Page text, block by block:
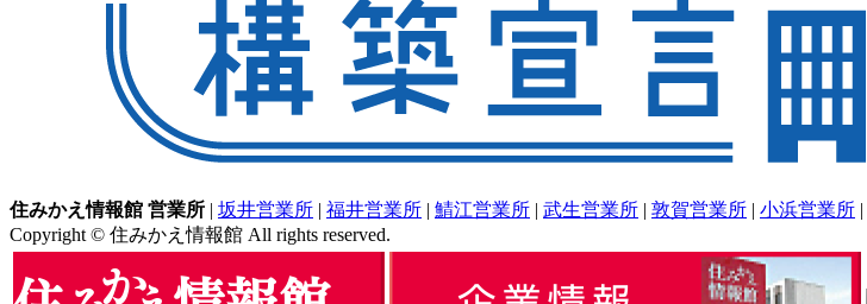
住みかえ情報館 営業所 | 坂井営業所 | 福井営業所 | 鯖江営業所 | 武生営業所 | 敦賀営業所 | 小浜営業所 |
Copyright © 住みかえ情報館 All rights reserved.